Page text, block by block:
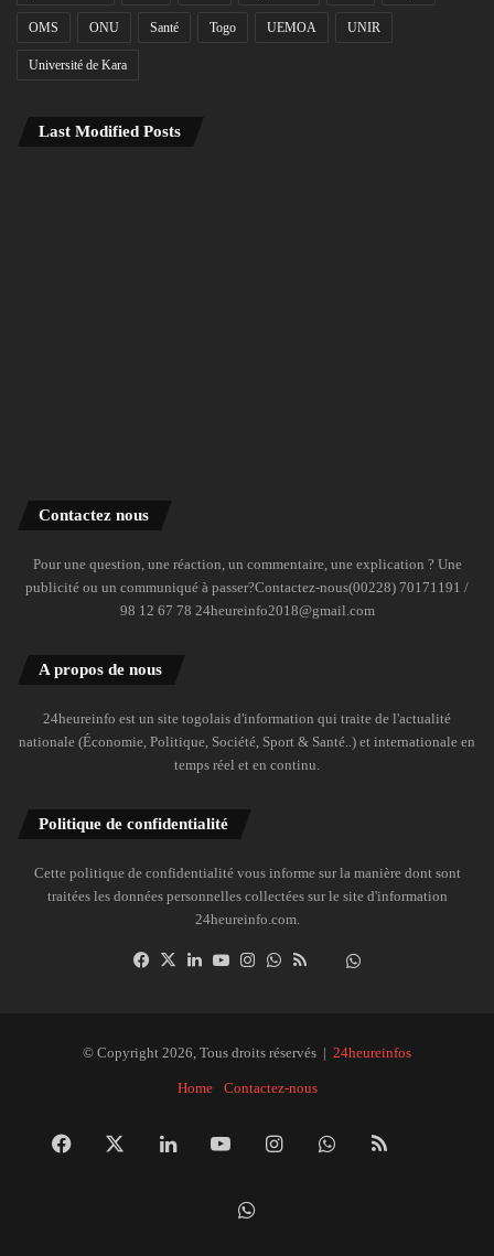
OMS ONU Santé Togo UEMOA UNIR
Université de Kara
Last Modified Posts
Contactez nous
Pour une question, une réaction, un commentaire, une explication ? Une
publicité ou un communiqué à passer?Contactez-nous(00228) 70171191 /
98 12 67 78 24heureinfo2018@gmail.com
A propos de nous
24heureinfo est un site togolais d'information qui traite de l'actualité
nationale (Économie, Politique, Société, Sport & Santé..) et internationale en
temps réel et en continu.
Politique de confidentialité
Cette politique de confidentialité vous informe sur la manière dont sont
traitées les données personnelles collectées sur le site d'information
24heureinfo.com.
Facebook
X LinkedinYouTubeInstagramWhatsAppDailymotion
© Copyright 2026, Tous droits réservés | 24heureinfos
Home Contactez-nous
Facebook LinkedinYouTubeInstagramWhatsApp
RSS